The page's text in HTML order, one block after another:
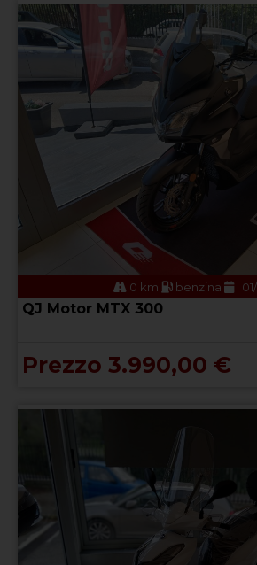
0 km benzina
QJ Motor MTX 300
.
Prezzo 3.990,00 €